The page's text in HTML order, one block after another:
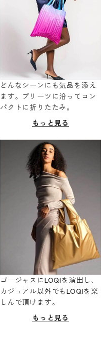
どんなシーンにも気品を添え
ます。プリーツに沿ってコン
パクトに折りたたみ。
もっと見る
ゴージャスにLOQIを演出し、
カジュアル以外でもLOQIを楽
しんで頂けます。
もっと見る